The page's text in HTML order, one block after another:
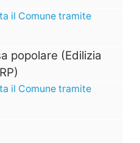
il Comune tramite
popolare (Edilizia
il Comune tramite